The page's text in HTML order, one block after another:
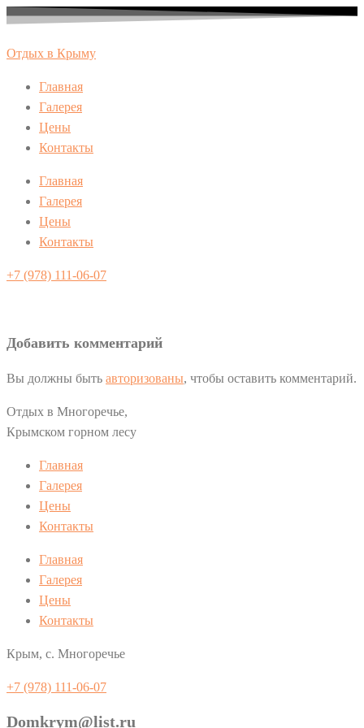
Перейти
содержимому
Отдых в Крыму
Главная
Галерея
Цены
Контакты
Главная
Галерея
Цены
Контакты
+7 (978) 111-06-07
Добавить комментарий
Вы должны быть авторизованы, чтобы оставить комментарий.
Отдых в Многоречье,
Крымском горном лесу
Главная
Галерея
Цены
Контакты
Главная
Галерея
Цены
Контакты
Крым, с. Многоречье
+7 (978) 111-06-07
Domkrym@list.ru